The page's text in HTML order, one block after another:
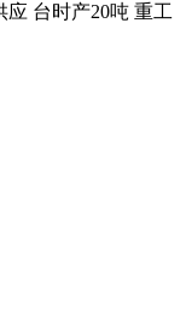
台时产20吨 重工